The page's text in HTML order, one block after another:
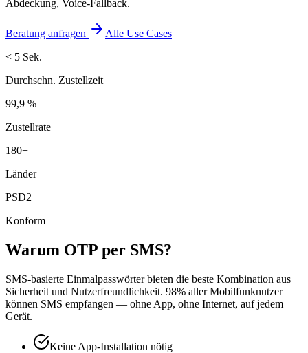
Abdeckung, Voice-Fallback.
Beratung anfragen
Alle Use Cases
< 5 Sek.
Durchschn. Zustellzeit
99,9 %
Zustellrate
180+
Länder
PSD2
Konform
Warum OTP per SMS?
SMS-basierte Einmalpasswörter bieten die beste Kombination aus
Sicherheit und Nutzerfreundlichkeit. 98% aller Mobilfunknutzer
können SMS empfangen — ohne App, ohne Internet, auf jedem
Gerät.
Keine App-Installation nötig